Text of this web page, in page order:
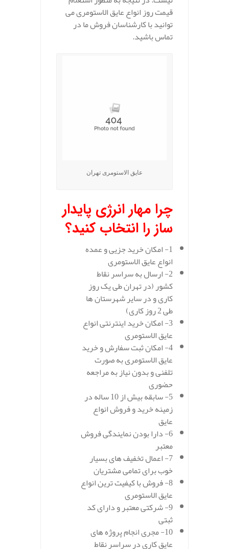
قیمت روز انواع عایق الاستومری می
توانید با کارشناسان فروش ما در
تماس باشید.
عایق الاستومری تهران
چرا مهار انرژی پایدار
ساز را انتخاب کنید؟
1- امکان خرید جزیی و عمده
انواع عایق الاستومری
2- ارسال به سراسر نقاط
کشور (در تهران طی یک روز
کاری و در سایر شهرستان ها
طی 2 روز کاری)
3- امکان خرید اینترنتی انواع
عایق الاستومری
4- امکان ثبت سفارش و خرید
عایق الاستومری به صورت
تلفنی و بدون نیاز به مراجعه
حضوری
5- سابقه بیش از 10 ساله در
زمینه خرید و فروش انواع
عایق
6- دارا بودن نمایندگی فروش
معتبر
7- اعمال تخفیف های بسیار
خوب برای تمامی مشتریان
8- فروش با کیفیت ترین انواع
عایق الاستومری
9- شرکتی معتبر و دارای کد
ثبتی
10- مجری انجام پروژه های
عایق کاری در سراسر نقاط